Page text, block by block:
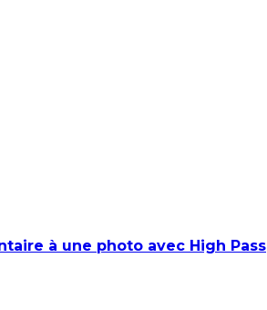
à une photo avec High Pass